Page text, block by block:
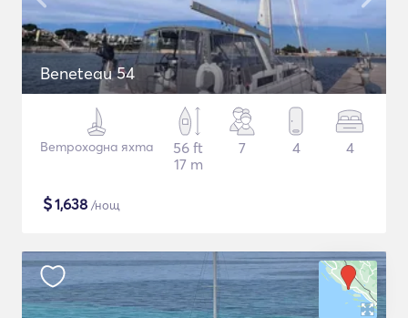
Beneteau 54
Ветроходна яхта
56 ft
17 m
7 4 4
$1,638 /нощ